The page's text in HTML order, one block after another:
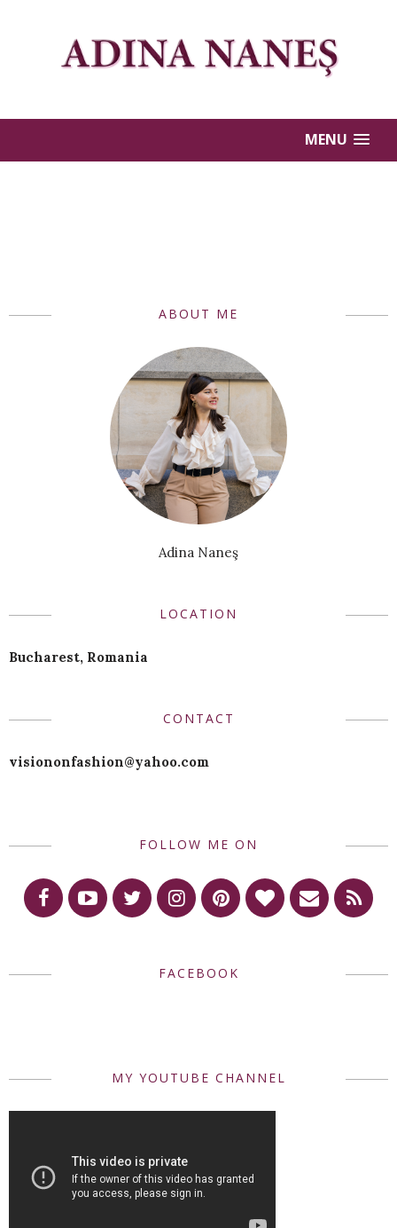
MENU
ABOUT ME
Adina Naneş
LOCATION
Bucharest, Romania
CONTACT
visiononfashion@yahoo.com
FOLLOW ME ON
FACEBOOK
MY YOUTUBE CHANNEL